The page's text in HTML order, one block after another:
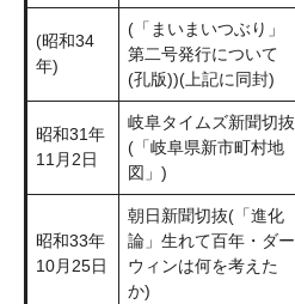
(昭和34
年)
(「まいまいつぶり」
第二号発行について
(孔版))(上記に同封)
昭和31年
11月2日
岐阜タイムズ新聞切抜
(「岐阜県新市町村地
図」)
昭和33年
10月25日
朝日新聞切抜(「進化
論」生れて百年・ダー
ウィンは何を考えた
か)